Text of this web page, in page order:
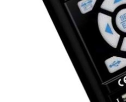
Osciloscoape FLUKE
Osciloscoape GW INSTEK
Osciloscoape HANTEK
Osciloscoape KEYSIGHT
Osciloscoape OWON
Osciloscoape Peaktech
Osciloscoape ROHDE & SCHWARZ